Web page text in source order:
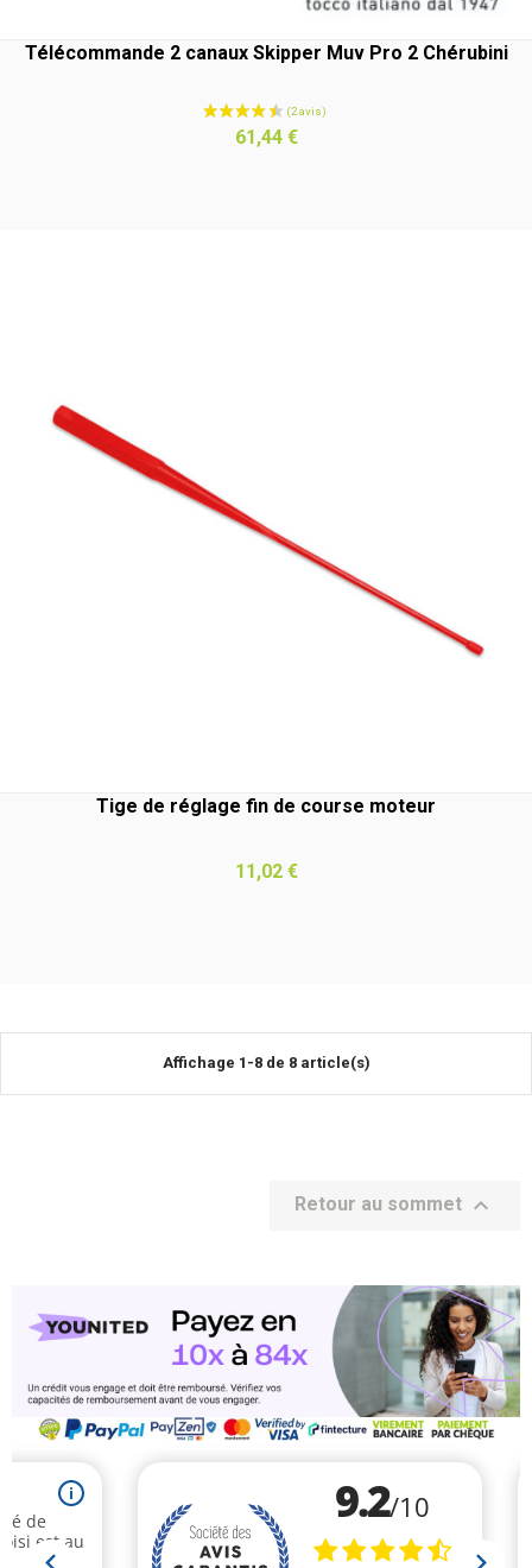
(1
Télécommande 2 canaux Skipper Muv Pro 2 Chérubini
Prix
61,44 €
Tige de réglage fin de course moteur
Prix
11,02 €
Affichage 1-8 de 8 article(s)
Retour au sommet 